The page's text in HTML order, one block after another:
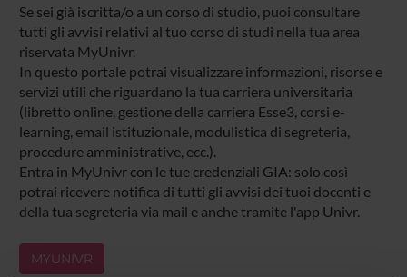
Se sei già iscritta/o a un corso di studio, puoi consultare
tutti gli avvisi relativi al tuo corso di studi nella tua area
riservata MyUnivr.
In questo portale potrai visualizzare informazioni, risorse e
servizi utili che riguardano la tua carriera universitaria
(libretto online, gestione della carriera Esse3, corsi e-
learning, email istituzionale, modulistica di segreteria,
procedure amministrative, ecc.).
Entra in MyUnivr con le tue credenziali GIA: solo così
potrai ricevere notifica di tutti gli avvisi dei tuoi docenti e
della tua segreteria via mail e anche tramite l'app Univr.
MYUNIVR